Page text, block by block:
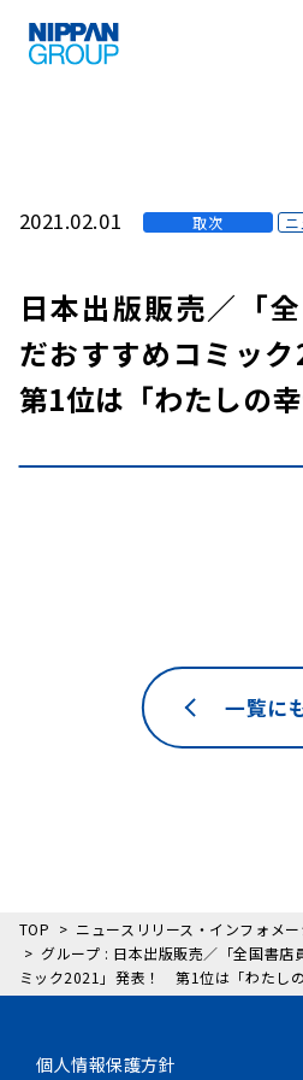
2021.02.01 取次
日本出版販売／「
だおすすめコミッ
第1位は「わたしの幸
一覧に
TOP
ニュースリリース・インフォメ
グループ : 日本出版販売／「全国書店
ミック2021」発表！ 第1位は「わたしの
個人情報保護方針